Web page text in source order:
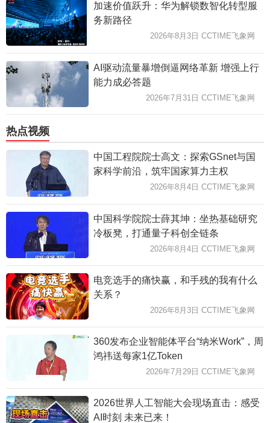
加速价值跃升：华为解锁数智化转型服
务新路径
2026年8月3日 CCTIME飞象网
AI驱动流量暴增倒逼网络革新 增强上行
能力成必答题
2026年7月31日 CCTIME飞象网
热点视频
中国工程院院士高文：探索GSnet与国
家科学前沿，筑牢国家算力主权
2026年8月4日 CCTIME飞象网
中国科学院院士薛其坤：坐热基础研究
冷板凳，打通量子科创全链条
2026年8月4日 CCTIME飞象网
电竞选手的痛快赢，和手残的我有什么
关系？
2026年8月3日 CCTIME飞象网
360发布企业智能体平台“纳米Work”，周
鸿祎送每家1亿Token
2026年7月29日 CCTIME飞象网
2026世界人工智能大会现场直击：感受
AI时刻 未来已来！